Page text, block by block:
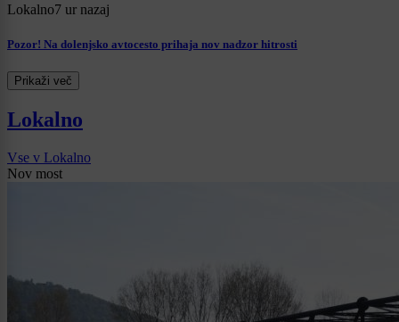
Lokalno7 ur nazaj
Pozor! Na dolenjsko avtocesto prihaja nov nadzor hitrosti
Prikaži več
Lokalno
Vse v Lokalno
Nov most